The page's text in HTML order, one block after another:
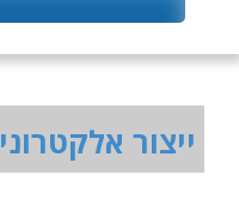
ייצור אלקטרוני